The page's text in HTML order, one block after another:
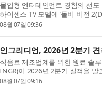
몰입형 엔터테인먼트 경험의 선
하이센스 TV 모델에 ‘돌비 비전
계획이라고 밝혔다....
08월 07일 09:36
인그리디언, 2026년 2분기
식음료 제조업계를 위한 원료 솔
INGR)이 2026년 2분기 실적을 발
은 견조한 2분기 실적을 ...
08월 07일 09:16